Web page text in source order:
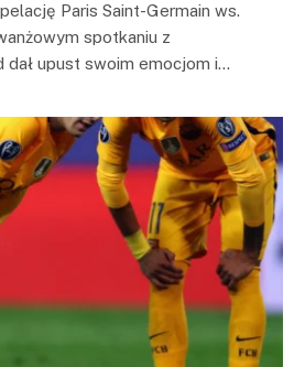
Paris Saint-Germain ws.
spotkaniu z
dał upust swoim emocjom i…